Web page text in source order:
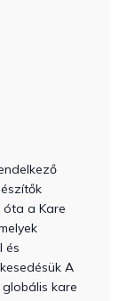
óta a Kare
és
​A
kare